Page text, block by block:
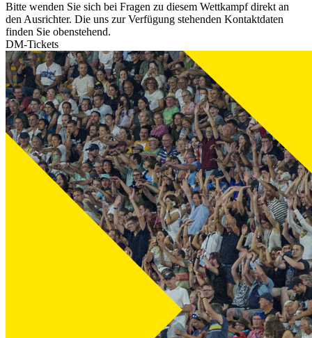
Bitte wenden Sie sich bei Fragen zu diesem Wettkampf direkt an
den Ausrichter. Die uns zur Verfügung stehenden Kontaktdaten
finden Sie obenstehend.
DM-Tickets